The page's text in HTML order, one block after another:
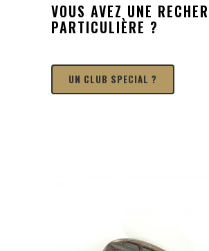
VOUS AVEZ UNE
PARTICULIÈRE ?
UN CLUB SPECIAL ?